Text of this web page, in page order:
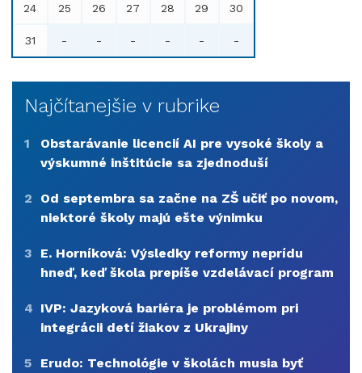
24 25 26 27 28 29 30
31 - - - - - -
Najčítanejšie v rubrike
1
Obstarávanie licencií AI pre vysoké školy a
výskumné inštitúcie sa zjednoduší
2
Od septembra sa začne na ZŠ učiť po novom,
niektoré školy majú ešte výnimku
3
E. Horníková: Výsledky reformy neprídu
hneď, keď škola prepíše vzdelávací program
4 IVP: Jazyková bariéra je problémom pri
integrácii detí žiakov z Ukrajiny
5
Erudo: Technológie v školách musia byť